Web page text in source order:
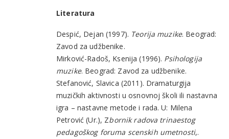
Literatura
Despić, Dejan (1997). Teorija muzike. Beograd:
Zavod za udžbenike.
Mirković-Radoš, Ksenija (1996). Psihologija
muzike. Beograd: Zavod za udžbenike.
Stefanović, Slavica (2011). Dramaturgija
muzičkih aktivnosti u osnovnoj školi ili nastavna
igra – nastavne metode i rada. U: Milena
Petrović (Ur.), Zbornik radova trinaestog
pedagoškog foruma scenskih umetnosti,.